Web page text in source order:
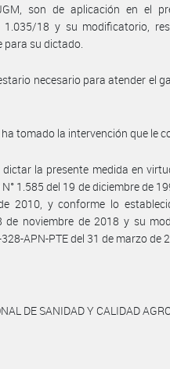
son de aplicación en el
1.035/18 y su modificatorio,
para su dictado.
necesario para atender el
tomado la intervención que le
la presente medida en
1.585 del 19 de diciembre de
2010, y conforme lo
de noviembre de 2018 y su
APN-PTE del 31 de marzo de
DE SANIDAD Y CALIDAD